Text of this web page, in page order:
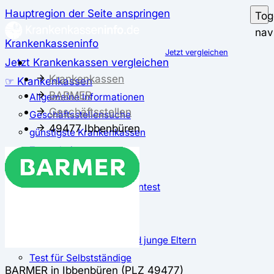
Hauptregion der Seite anspringen
Krankenkasseninfo
Jetzt Krankenkassen vergleichen
☞ Krankenkassen
Allgemeine Informationen
Geschäftsstellensuche
günstigste Krankenkassen
Zusatzbeitrag
✅ Krankenkassen Test
Der große Krankenkassentest
Test für Schwangere und junge Eltern
Test für Selbstständige
Jetzt vergleichen
Krankenkassen
BARMER
Geschäftsstellen
49477 Ibbenbüren
BARMER in Ibbenbüren (PLZ 49477)